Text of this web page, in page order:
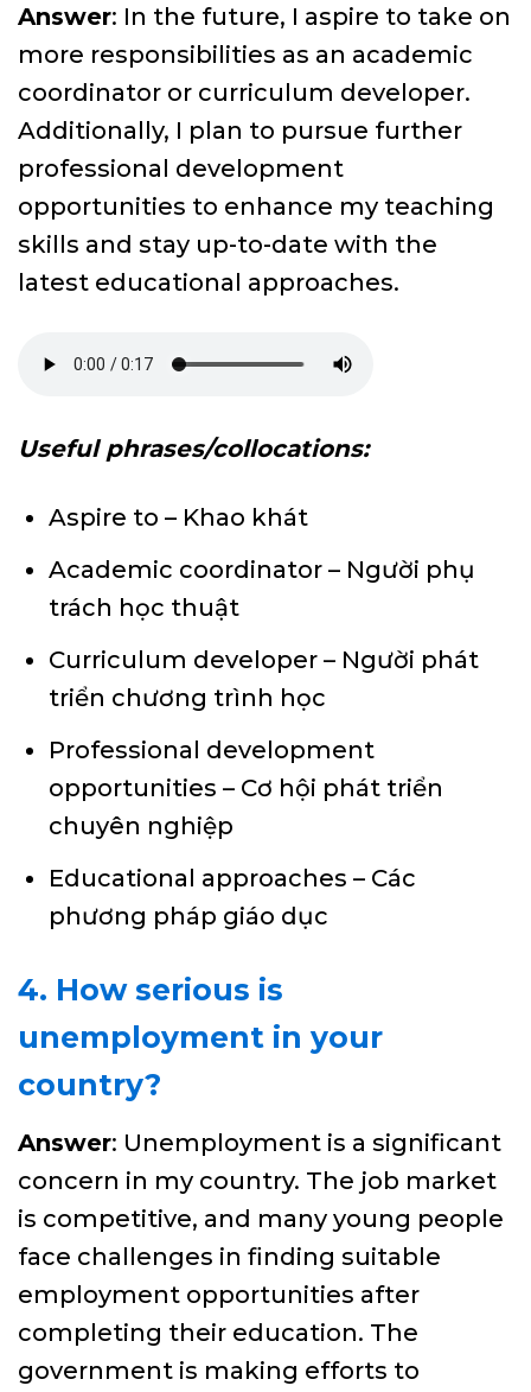
Answer: In the future, I aspire to take on
more responsibilities as an academic
coordinator or curriculum developer.
Additionally, I plan to pursue further
professional development
opportunities to enhance my teaching
skills and stay up-to-date with the
latest educational approaches.
Useful phrases/collocations:
Aspire to – Khao khát
Academic coordinator – Người phụ
trách học thuật
Curriculum developer – Người phát
triển chương trình học
Professional development
opportunities – Cơ hội phát triển
chuyên nghiệp
Educational approaches – Các
phương pháp giáo dục
4. How serious is
unemployment in your
country?
Answer: Unemployment is a significant
concern in my country. The job market
is competitive, and many young people
face challenges in finding suitable
employment opportunities after
completing their education. The
government is making efforts to